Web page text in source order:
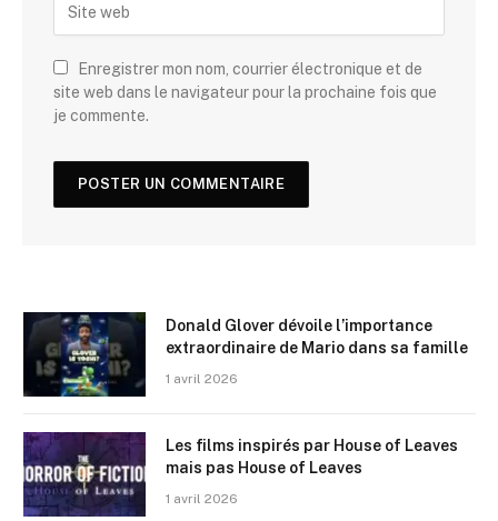
Enregistrer mon nom, courrier électronique et de
site web dans le navigateur pour la prochaine fois que
je commente.
Donald Glover dévoile l’importance
extraordinaire de Mario dans sa famille
1 avril 2026
Les films inspirés par House of Leaves
mais pas House of Leaves
1 avril 2026